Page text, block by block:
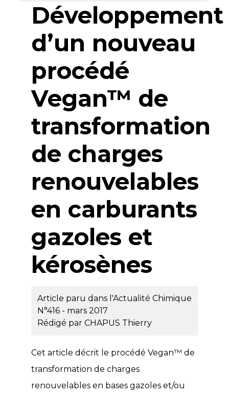
Développement
d’un nouveau
procédé
Vegan™ de
transformation
de charges
renouvelables
en carburants
gazoles et
kérosènes
Article paru dans l'Actualité Chimique
N°416 - mars 2017
Rédigé par CHAPUS Thierry
Cet article décrit le procédé Vegan™ de
transformation de charges
renouvelables en bases gazoles et/ou